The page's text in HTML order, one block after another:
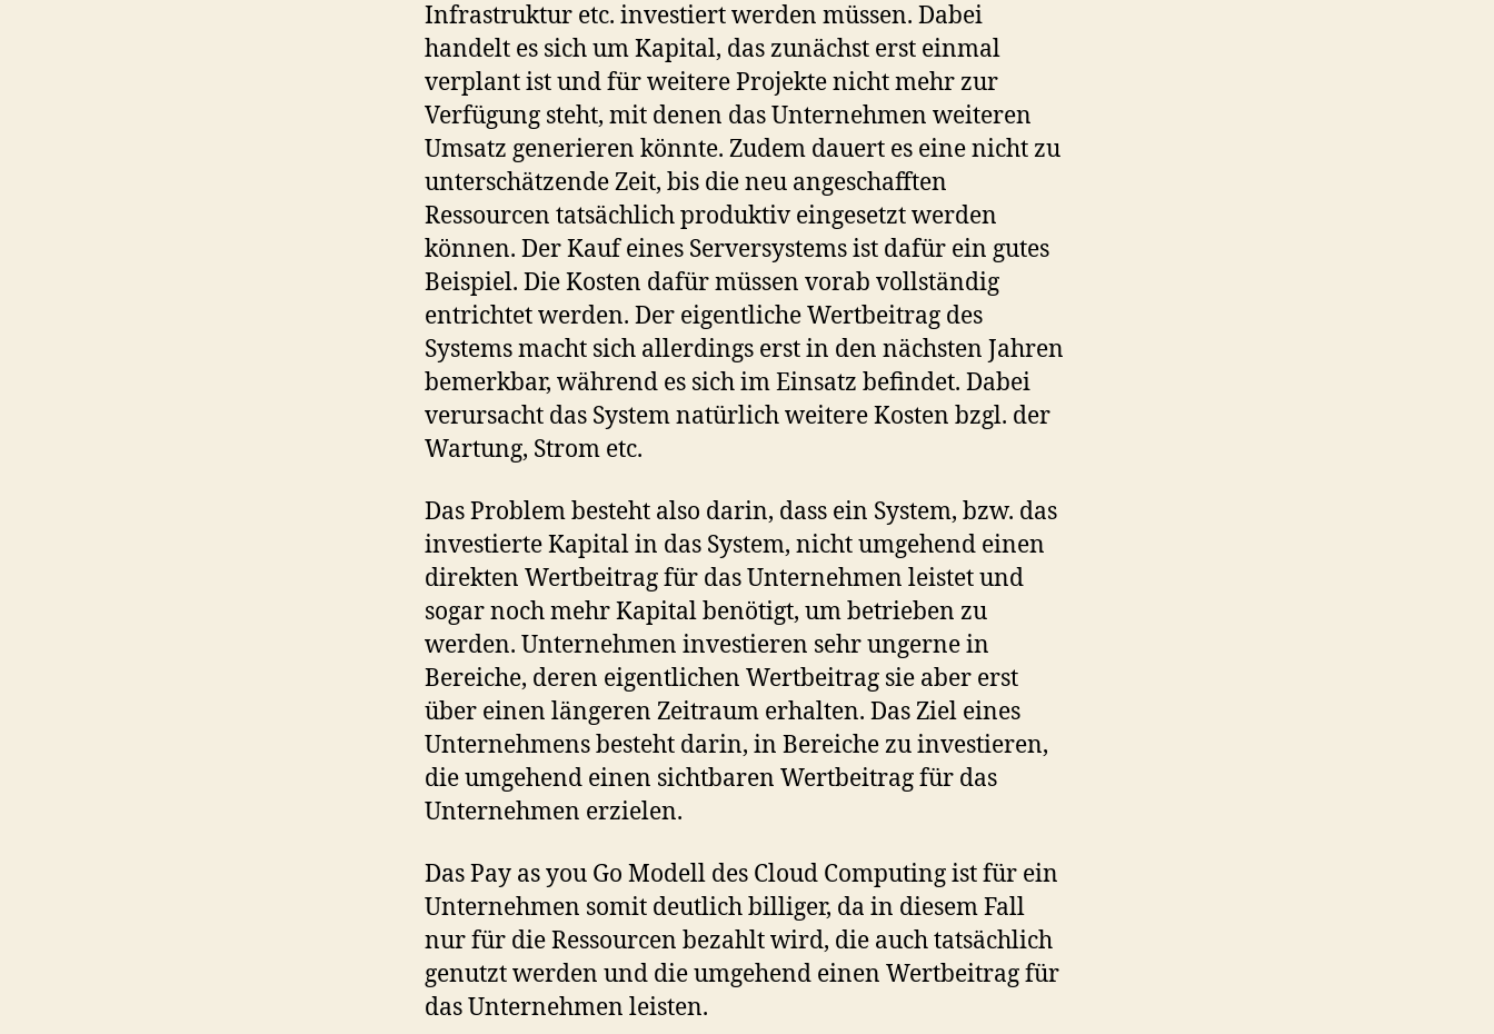
Infrastruktur etc. investiert werden müssen. Dabei
handelt es sich um Kapital, das zunächst erst einmal
verplant ist und für weitere Projekte nicht mehr zur
Verfügung steht, mit denen das Unternehmen weiteren
Umsatz generieren könnte. Zudem dauert es eine nicht zu
unterschätzende Zeit, bis die neu angeschafften
Ressourcen tatsächlich produktiv eingesetzt werden
können. Der Kauf eines Serversystems ist dafür ein gutes
Beispiel. Die Kosten dafür müssen vorab vollständig
entrichtet werden. Der eigentliche Wertbeitrag des
Systems macht sich allerdings erst in den nächsten Jahren
bemerkbar, während es sich im Einsatz befindet. Dabei
verursacht das System natürlich weitere Kosten bzgl. der
Wartung, Strom etc.
Das Problem besteht also darin, dass ein System, bzw. das
investierte Kapital in das System, nicht umgehend einen
direkten Wertbeitrag für das Unternehmen leistet und
sogar noch mehr Kapital benötigt, um betrieben zu
werden. Unternehmen investieren sehr ungerne in
Bereiche, deren eigentlichen Wertbeitrag sie aber erst
über einen längeren Zeitraum erhalten. Das Ziel eines
Unternehmens besteht darin, in Bereiche zu investieren,
die umgehend einen sichtbaren Wertbeitrag für das
Unternehmen erzielen.
Das Pay as you Go Modell des Cloud Computing ist für ein
Unternehmen somit deutlich billiger, da in diesem Fall
nur für die Ressourcen bezahlt wird, die auch tatsächlich
genutzt werden und die umgehend einen Wertbeitrag für
das Unternehmen leisten.